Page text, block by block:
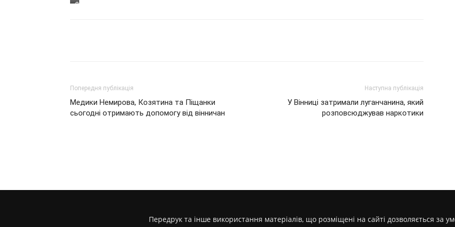
Фото
Попередня публікація
Медики Немирова, Козятина та Піщанки
сьогодні отримають допомогу від вінничан
Наступна публікація
У Вінниці затримали луганчанина, який
розповсюджував наркотики
Передрук та інше використання матеріалів, що розміщені на сайті дозволяється за